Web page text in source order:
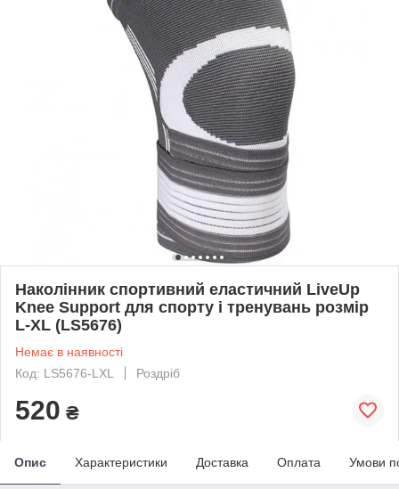
Наколінник спортивний еластичний LiveUp
Knee Support для спорту і тренувань розмір
L-XL (LS5676)
Немає в наявності
Код: LS5676-LXL
Роздріб
520 ₴
Опис Характеристики Доставка Оплата Умови